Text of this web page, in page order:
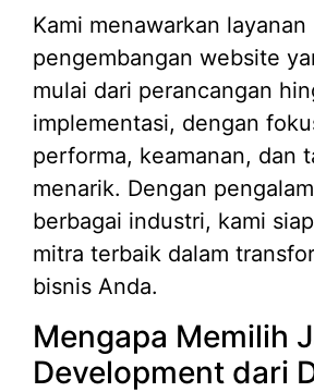
Kami menawarkan layanan
pengembangan website
mulai dari perancangan
implementasi, dengan
performa, keamanan, dan
menarik. Dengan
berbagai industri, kami
mitra terbaik dalam
bisnis Anda.
Mengapa Memilih
Development dari